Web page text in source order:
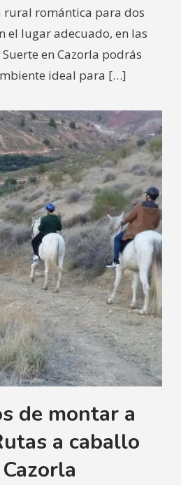
rural romántica para dos
el lugar adecuado, en las
Suerte en Cazorla podrás
ideal para […]
de montar a
a caballo